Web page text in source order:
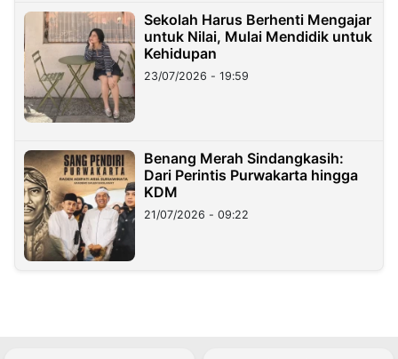
Sekolah Harus Berhenti Mengajar
untuk Nilai, Mulai Mendidik untuk
Kehidupan
23/07/2026 - 19:59
Benang Merah Sindangkasih:
Dari Perintis Purwakarta hingga
KDM
21/07/2026 - 09:22